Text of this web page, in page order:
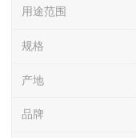
用途范围
规格
产地
品牌